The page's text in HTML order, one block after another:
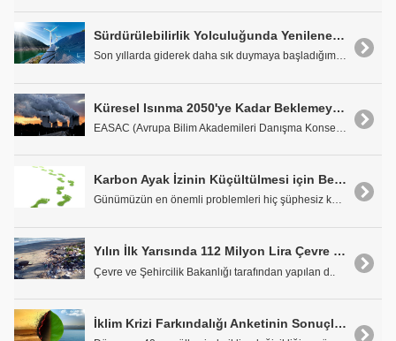
Sürdürülebilirlik Yolculuğunda Yenilenebilir Enerji Kullanımı
Son yıllarda giderek daha sık duymaya başladığımız..
Küresel Isınma 2050'ye Kadar Beklemeyecek
Karbon Ayak İzinin Küçültülmesi için Belediyelerde Alınabilecek Temel Önlemler
Günümüzün en önemli problemleri hiç şüphesiz küres..
Yılın İlk Yarısında 112 Milyon Lira Çevre Cezası Kesildi
Çevre ve Şehircilik Bakanlığı tarafından yapılan d..
İklim Krizi Farkındalığı Anketinin Sonuçları Yayımlandı